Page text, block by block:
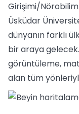
Girişimi/
Üsküdar
dünyanın farklı
bir araya
görüntüleme,
alan tüm